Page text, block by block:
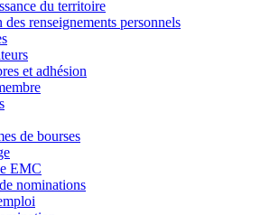
du territoire
des renseignements personnels
et adhésion
de bourses
EMC
nominations